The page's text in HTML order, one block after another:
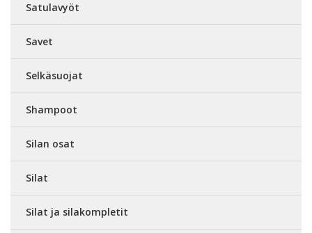
Satulavyöt
Savet
Selkäsuojat
Shampoot
Silan osat
Silat
Silat ja silakompletit